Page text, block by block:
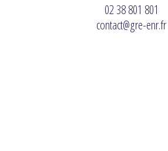
02 38 801 801
contact@gre-enr.fr